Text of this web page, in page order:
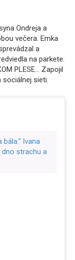
Ondreja a
večera. Emka
a
na parkete.
PLESE… Zapojil
sociálnej sieti.
Ivana
dno strachu a